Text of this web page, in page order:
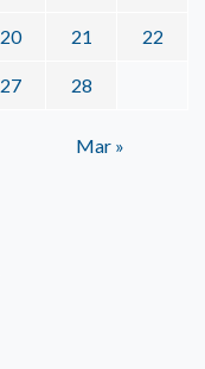
20 21 22
27 28
Mar »